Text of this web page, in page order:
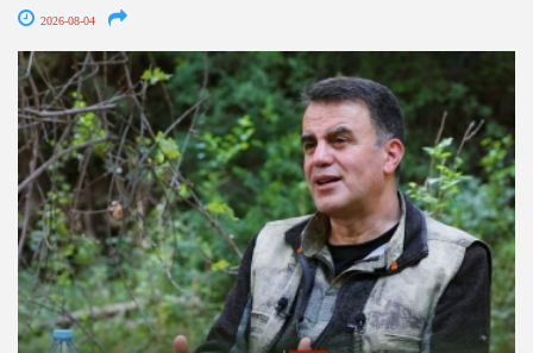
2026-08-04